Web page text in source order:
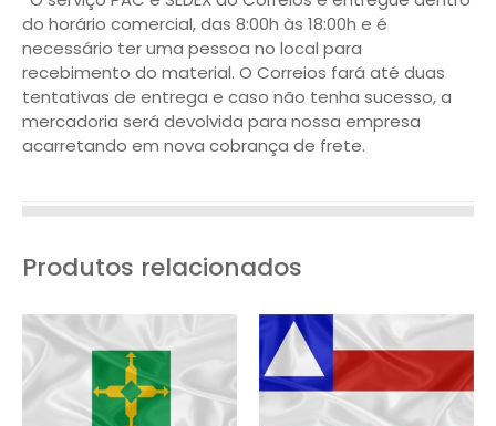
do horário comercial, das 8:00h às 18:00h e é
necessário ter uma pessoa no local para
recebimento do material. O Correios fará até duas
tentativas de entrega e caso não tenha sucesso, a
mercadoria será devolvida para nossa empresa
acarretando em nova cobrança de frete.
Produtos relacionados